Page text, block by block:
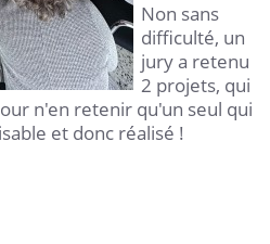
Non sans
difficulté, un
jury a retenu
2 projets, qui
n'en retenir qu'un seul qui
et donc réalisé !